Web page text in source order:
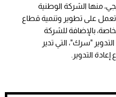
استراتيجي، منها الشركة الوطنية
تعمل على تطوير وتنمية قطاع
بالإضافة للشركة
"سرك"، التي تدير
التدوير.